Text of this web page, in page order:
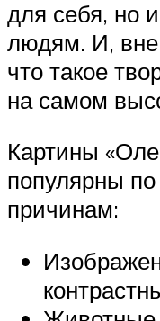
для себя, но
людям. И, вне
что такое
на самом
Картины
популярны
причинам: